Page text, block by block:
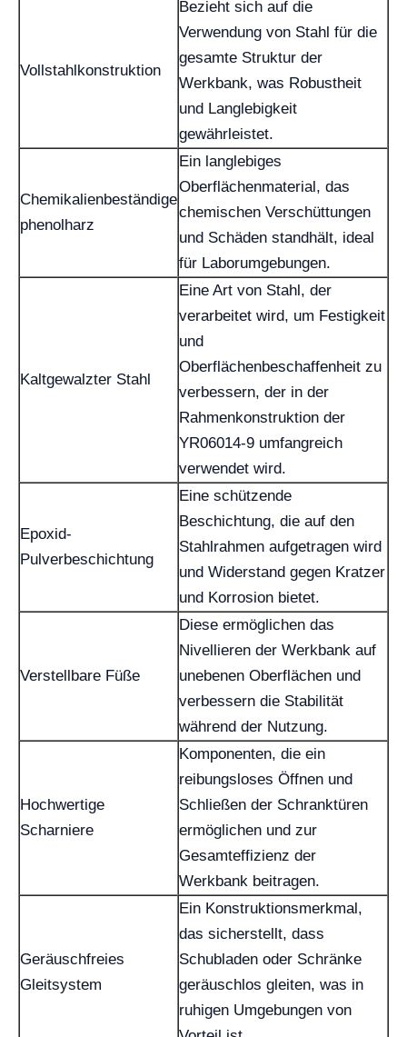
Vollstahlkonstruktion
Bezieht sich auf die
Verwendung von Stahl für die
gesamte Struktur der
Werkbank, was Robustheit
und Langlebigkeit
gewährleistet.
Chemikalienbeständige
phenolharz
Ein langlebiges
Oberflächenmaterial, das
chemischen Verschüttungen
und Schäden standhält, ideal
für Laborumgebungen.
Kaltgewalzter Stahl
Eine Art von Stahl, der
verarbeitet wird, um Festigkeit
und
Oberflächenbeschaffenheit zu
verbessern, der in der
Rahmenkonstruktion der
YR06014-9 umfangreich
verwendet wird.
Epoxid-
Pulverbeschichtung
Eine schützende
Beschichtung, die auf den
Stahlrahmen aufgetragen wird
und Widerstand gegen Kratzer
und Korrosion bietet.
Verstellbare Füße
Diese ermöglichen das
Nivellieren der Werkbank auf
unebenen Oberflächen und
verbessern die Stabilität
während der Nutzung.
Hochwertige
Scharniere
Komponenten, die ein
reibungsloses Öffnen und
Schließen der Schranktüren
ermöglichen und zur
Gesamteffizienz der
Werkbank beitragen.
Geräuschfreies
Gleitsystem
Ein Konstruktionsmerkmal,
das sicherstellt, dass
Schubladen oder Schränke
geräuschlos gleiten, was in
ruhigen Umgebungen von